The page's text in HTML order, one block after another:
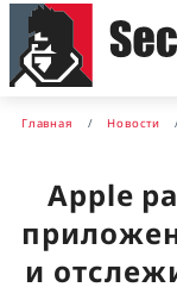
Главная Новости
Apple
и